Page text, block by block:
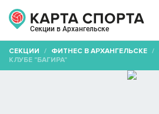
Секции в Архангельске
СЕКЦИИ / ФИТНЕС В АРХАНГЕЛЬСКЕ /
КЛУБЕ "БАГИРА"